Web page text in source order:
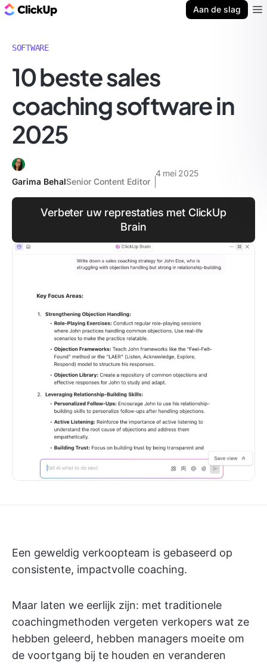
Aan de slag
SOFTWARE
10 beste sales
coaching software in
2025
Garima BehalSenior Content Editor
4 mei 2025
Verbeter uw represtaties met ClickUp
Brain
Een geweldig verkoopteam is gebaseerd op
consistente, impactvolle coaching.
Maar laten we eerlijk zijn: met traditionele
coachingmethoden vergeten verkopers wat ze
hebben geleerd, hebben managers moeite om
de voortgang bij te houden en veranderen